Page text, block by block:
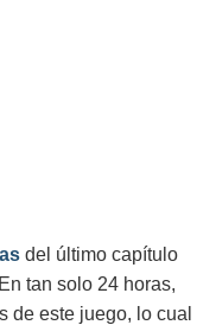
del último capítulo
tan solo 24 horas,
de este juego, lo cual